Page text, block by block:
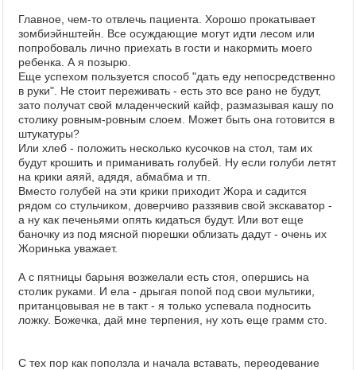
Главное, чем-то отвлечь пациента. Хорошо прокатывает
зомбиэйнштейн. Все осуждающие могут идти лесом или
попробоваль лично приехать в гости и накормить моего
ребенка. А я позырю.
Еще успехом пользуется способ "дать еду непосредственно
в руки". Не стоит переживать - есть это все рано не будут,
зато получат свой младенческий кайф, размазывая кашу по
столику ровным-ровным слоем. Может быть она готовится в
штукатуры?
Или хлеб - положить несколько кусочков на стол, там их
будут крошить и приманивать голубей. Ну если голуби летят
на крики аяяй, адядя, абмабма и тп.
Вместо голубей на эти крики приходит Жора и садится
рядом со стульчиком, доверчиво раззявив свой экскаватор -
а ну как печеньями опять кидаться будут. Или вот еще
баночку из под мясной пюрешки облизать дадут - очень их
Жоринька уважает.
А с пятницы барыня возжелали есть стоя, опершись на
столик руками. И ела - дрыгая попой под свои мультики,
пританцовывая не в такт - я только успевала подносить
ложку. Божечка, дай мне терпения, ну хоть еще грамм сто.
С тех пор как поползла и начала вставать, переодевание